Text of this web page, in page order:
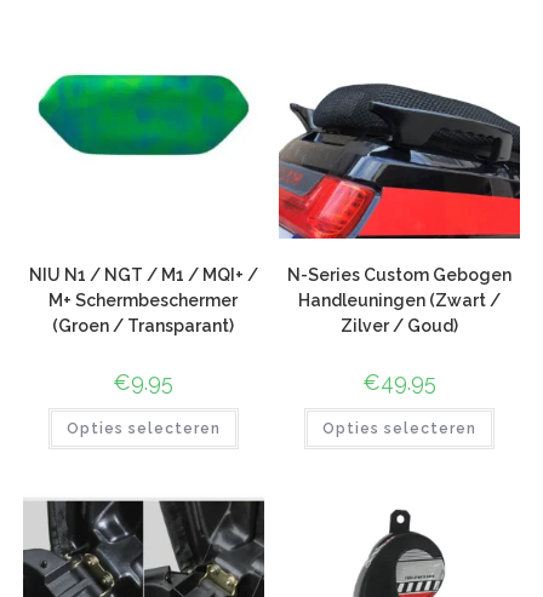
NIU N1 / NGT / M1 / MQI+ /
M+ Schermbeschermer
(Groen / Transparant)
€9.95
Opties selecteren
N-Series Custom Gebogen
Handleuningen (Zwart /
Zilver / Goud)
€49.95
Opties selecteren